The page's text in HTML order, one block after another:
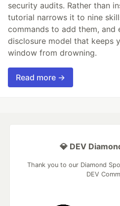
security audits. Rather than
tutorial narrows it to nine
commands to add them, and
disclosure model that keeps
window from drowning.
Read more →
💎 DEV
Thank you to our Diamond
DEV